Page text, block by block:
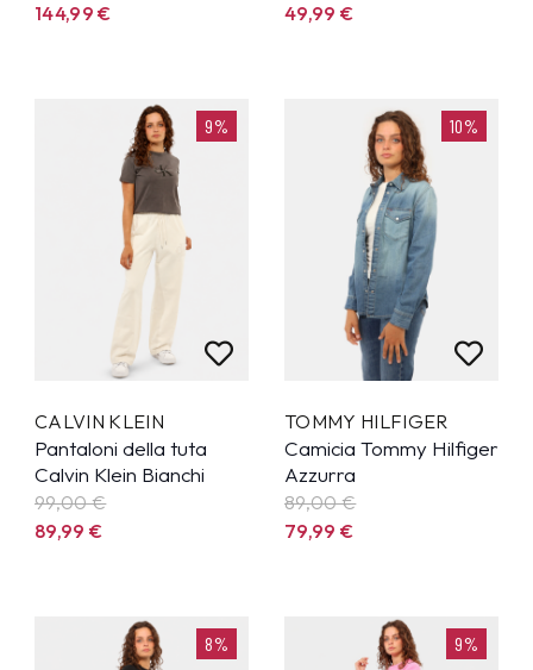
144,99€
49,99€
9%
CALVIN KLEIN
Pantaloni della tuta
Calvin Klein Bianchi
99,00 €
89,99€
10%
TOMMY HILFIGER
Camicia Tommy Hilfiger
Azzurra
89,00 €
79,99€
8% 9%